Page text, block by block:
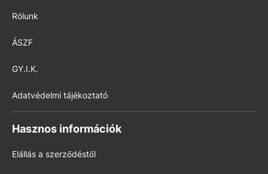
Rólunk
ÁSZF
GY.I.K.
Adatvédelmi tájékoztató
Hasznos információk
Elállás a szerződéstől